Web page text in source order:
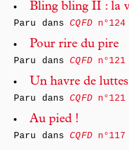
Bling bling II : la
Paru dansCQFD
Pour rire du pire
Paru dansCQFD
Un havre de luttes
Paru dansCQFD
Au pied !
Paru dansCQFDn°117